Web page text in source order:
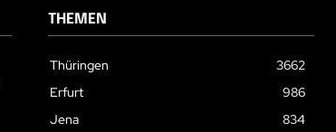
THEMEN
Thüringen
3662
Erfurt
986
Jena
834